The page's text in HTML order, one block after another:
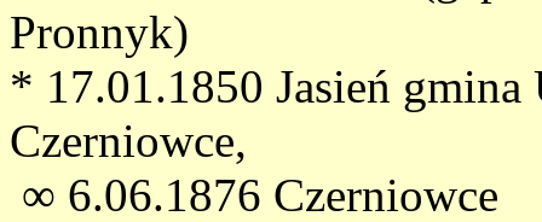
Pronnyk)
* 17.01.1850 Jasień
Czerniowce,
∞ 6.06.1876 Czerniowce